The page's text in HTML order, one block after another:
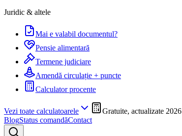
Juridic & altele
Mai e valabil documentul?
Pensie alimentară
Termene judiciare
Amendă circulație + puncte
Calculator procente
Vezi toate calculatoarele
Gratuite, actualizate 2026
BlogStatus comandăContact